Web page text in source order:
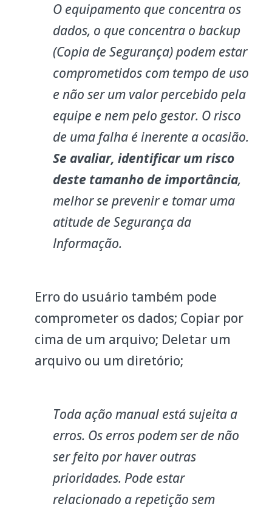
O equipamento que concentra os
dados, o que concentra o backup
(Copia de Segurança) podem estar
comprometidos com tempo de uso
e não ser um valor percebido pela
equipe e nem pelo gestor. O risco
de uma falha é inerente a ocasião.
Se avaliar, identificar um risco
deste tamanho de importância,
melhor se prevenir e tomar uma
atitude de Segurança da
Informação.
Erro do usuário também pode
comprometer os dados; Copiar por
cima de um arquivo; Deletar um
arquivo ou um diretório;
Toda ação manual está sujeita a
erros. Os erros podem ser de não
ser feito por haver outras
prioridades. Pode estar
relacionado a repetição sem